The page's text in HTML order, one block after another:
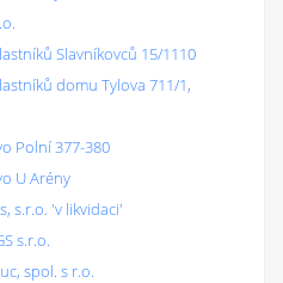
Slavníkovců 15/1110
domu Tylova 711/1,
Polní 377-380
U Arény
s.r.o. 'v likvidaci'
s.r.o.
spol. s r.o.